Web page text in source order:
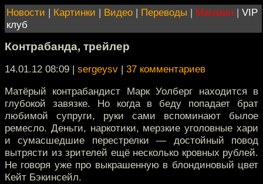
Новости | Картинки | Видео | Переводы | Магазин | VIP
клуб
Контрабанда, трейлер
14.01.12 08:09 | sergeysv | 37 комментариев
Матёрый контрабандист Марк Уолберг находится в
глубокой завязке. Но когда в беду попадает брат
любимой супруги, руки сами вспоминают былое
ремесло. Деньги, наркотики, мерзкие уголовные хари
и сумасшедшие перестрелки — достойный повод
вытрясти из зрителей ещё несколько кровных рублей.
Не говоря уже про выкрашенную в блондиновый цвет
Кейт Бэкинсейл.